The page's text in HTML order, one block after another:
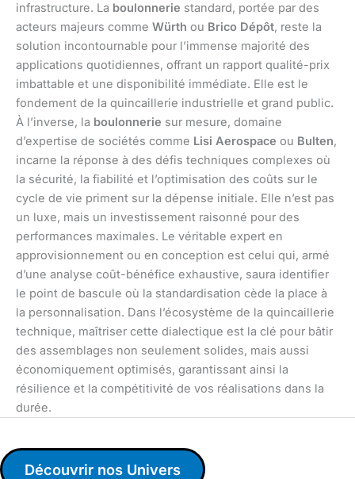
infrastructure. La boulonnerie standard, portée par des
acteurs majeurs comme Würth ou Brico Dépôt, reste la
solution incontournable pour l’immense majorité des
applications quotidiennes, offrant un rapport qualité-prix
imbattable et une disponibilité immédiate. Elle est le
fondement de la quincaillerie industrielle et grand public.
À l’inverse, la boulonnerie sur mesure, domaine
d’expertise de sociétés comme Lisi Aerospace ou Bulten,
incarne la réponse à des défis techniques complexes où
la sécurité, la fiabilité et l’optimisation des coûts sur le
cycle de vie priment sur la dépense initiale. Elle n’est pas
un luxe, mais un investissement raisonné pour des
performances maximales. Le véritable expert en
approvisionnement ou en conception est celui qui, armé
d’une analyse coût-bénéfice exhaustive, saura identifier
le point de bascule où la standardisation cède la place à
la personnalisation. Dans l’écosystème de la quincaillerie
technique, maîtriser cette dialectique est la clé pour bâtir
des assemblages non seulement solides, mais aussi
économiquement optimisés, garantissant ainsi la
résilience et la compétitivité de vos réalisations dans la
durée.
Découvrir nos Univers